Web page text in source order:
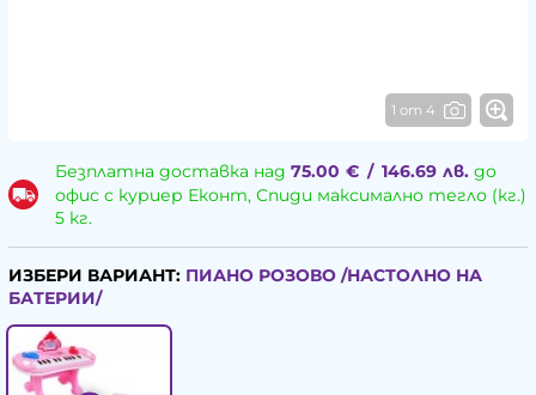
1 от 4
Безплатна доставка над 75.00 € / 146.69 лв.до
офис с куриер Еконт, Спиди максимално тегло (кг.)
5 кг.
ИЗБЕРИ ВАРИАНТ: ПИАНО РОЗОВО /НАСТОЛНО НА
БАТЕРИИ/